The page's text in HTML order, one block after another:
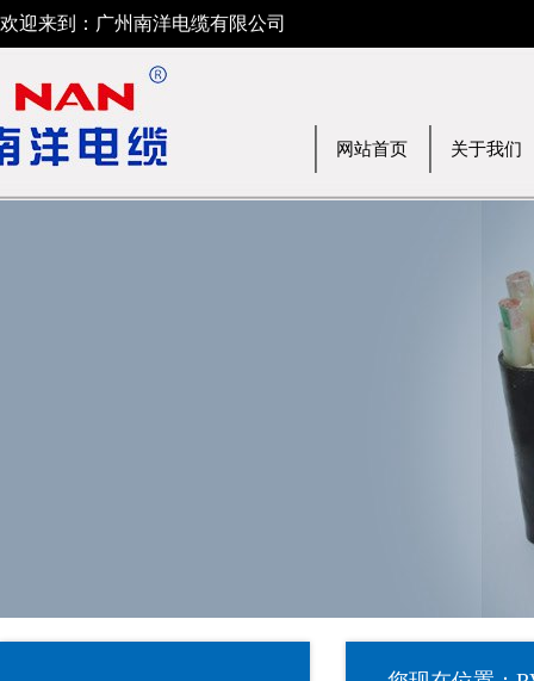
欢迎来到：广州南洋电缆有限公司
网站首页 关于我们